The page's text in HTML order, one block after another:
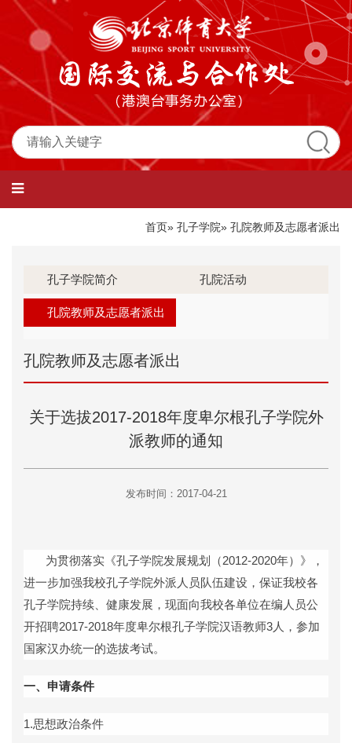
首页» 孔子学院» 孔院教师及志愿者派出
孔子学院简介 孔院活动
孔院教师及志愿者派出
孔院教师及志愿者派出
关于选拔2017-2018年度卑尔根孔子学院外
派教师的通知
发布时间：2017-04-21
为贯彻落实《孔子学院发展规划（2012-2020年）》，
进一步加强我校孔子学院外派人员队伍建设，保证我校各
孔子学院持续、健康发展，现面向我校各单位在编人员公
开招聘2017-2018年度卑尔根孔子学院汉语教师3人， 参加
国家汉办统一的选拔考试。
一、申请条件
1.思想政治条件